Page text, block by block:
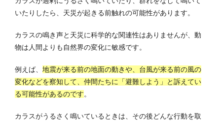
いたりしたら、天災が起きる前触れの可能性があります。
カラスの鳴き声と天災に科学的な関連性はありませんが、動
物は人間よりも自然界の変化に敏感です。
例えば、 地震が来る前の地面の動きや、台風が来る前の風の
変化などを察知して、仲間たちに「避難しよう」と訴えてい
る可能性があるのです。
カラスがうるさく鳴いているときは、その後どんな行動を取